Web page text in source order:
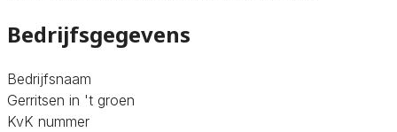
Bedrijfsgegevens
Bedrijfsnaam
Gerritsen in 't groen
KvK nummer